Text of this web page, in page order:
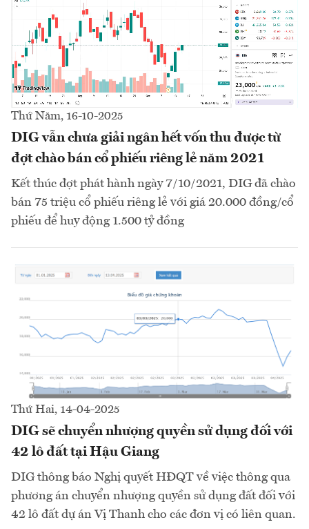
Thứ Năm, 16-10-2025
DIG vẫn chưa giải ngân hết vốn thu được từ
đợt chào bán cổ phiếu riêng lẻ năm 2021
Kết thúc đợt phát hành ngày 7/10/2021, DIG đã chào
bán 75 triệu cổ phiếu riêng lẻ với giá 20.000 đồng/cổ
phiếu để huy động 1.500 tỷ đồng
Thứ Hai, 14-04-2025
DIG sẽ chuyển nhượng quyền sử dụng đối với
42 lô đất tại Hậu Giang
DIG thông báo Nghị quyết HĐQT về việc thông qua
phương án chuyển nhượng quyền sử dụng đất đối với
42 lô đất dự án Vị Thanh cho các đơn vị có liên quan.